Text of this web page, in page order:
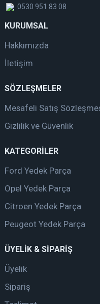
0530 951 83 08
KURUMSAL
Hakkımızda
İletişim
SÖZLEŞMELER
Mesafeli Satış
Gizlilik ve Güvenlik
KATEGORİLER
Ford Yedek Parça
Opel Yedek Parça
Citroen Yedek Parça
Peugeot Yedek Parça
ÜYELİK & SİPARİŞ
Üyelik
Sipariş